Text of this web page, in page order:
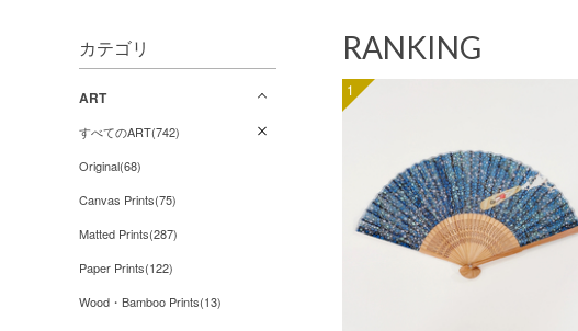
カテゴリ
ART
すべてのART(742)
Original(68)
Canvas Prints(75)
Matted Prints(287)
Paper Prints(122)
Wood・Bamboo Prints(13)
RANKING
1